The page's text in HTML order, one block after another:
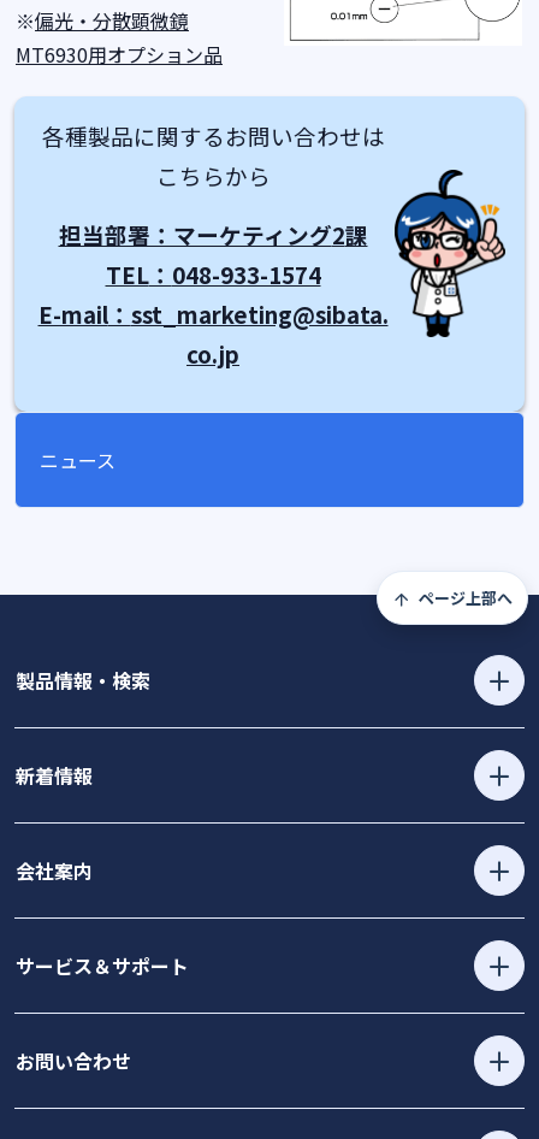
※偏光・分散顕微鏡
MT6930用オプション品
各種製品に関するお問い合わせは
こちらから
担当部署：マーケティング2課
TEL： 048-933-1574
E-mail： sst_marketing@sibata.
co.jp
ニュース
ページ上部へ
製品情報・検索
新着情報
会社案内
サービス＆サポート
お問い合わせ